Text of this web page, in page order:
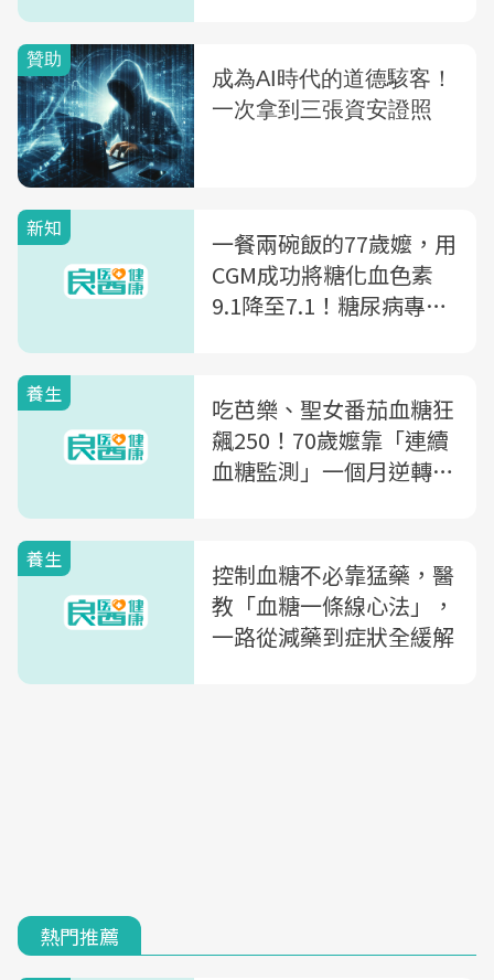
新知
一餐兩碗飯的77歲嬤，用
CGM成功將糖化血色素
9.1降至7.1！糖尿病專家
養生
吃芭樂、聖女番茄血糖狂
飆250！70歲嬤靠「連續
血糖監測」一個月逆轉30
養生
控制血糖不必靠猛藥，醫
教「血糖一條線心法」，
一路從減藥到症狀全緩解
熱門推薦